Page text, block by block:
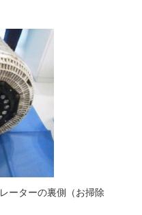
ーターの裏側（お掃除